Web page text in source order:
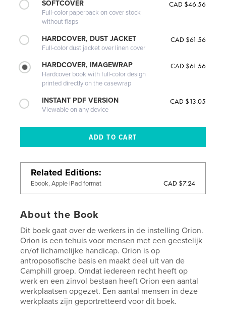
SOFTCOVER
Full-color paperback on cover stock
without flaps
CAD $46.56
HARDCOVER, DUST JACKET
Full-color dust jacket over linen cover
CAD $61.56
HARDCOVER, IMAGEWRAP
Hardcover book with full-color design
printed directly on the casewrap
CAD $61.56
INSTANT PDF VERSION
Viewable on any device
CAD $13.05
Related Editions
Ebook, Apple iPad format CAD $7.24
About the Book
Dit boek gaat over de werkers in de instelling Orion.
Orion is een tehuis voor mensen met een geestelijk
en/of lichamelijke handicap. Orion is op
antroposofische basis en maakt deel uit van de
Camphill groep. Omdat iedereen recht heeft op
werk en een zinvol bestaan heeft Orion een aantal
werkplaatsen opgezet. Een aantal mensen in deze
werkplaats zijn geportretteerd voor dit boek.